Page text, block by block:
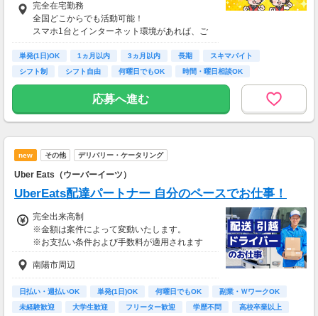
【収入例】
■事務職Aさん（週3日・月50時間程度）
月収8万円～15万円
月収15万円～25万円
■主婦Cさん（月100時間程度）
月収20万円以上
現在活躍中のライバーの多くは会社員や主婦の
方。
本業や家庭と両立しながら副業として活動され
ています。
完全在宅勤務
全国どこからでも活動可能！
スマホ1台とインターネット環境があれば、ご
自宅からスタートできます。
通勤時間ゼロだから、本業やプライベートとの
両立もラクラク♪
単発(1日)OK 1ヵ月以内 3ヵ月以内 長期
スキマバイト
シフト制
シフト自由 何曜日でもOK 時間・曜日相談OK
応募へ進む
new その他 デリバリー・ケータリング
Uber Eats（ウーバーイーツ）
UberEats配達パートナー 自分のペースでお仕事！
完全出来高制
※金額は案件によって変動いたします。
※お支払い条件および手数料が適用されます
南陽市周辺
日払い・週払いOK 単発(1日)OK 何曜日でもOK
副業・ＷワークOK
未経験歓迎
大学生歓迎 フリーター歓迎 学歴不問 高校卒業以上